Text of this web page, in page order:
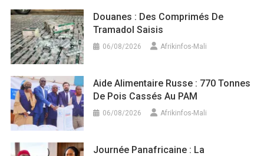
Douanes : Des Comprimés De
Tramadol Saisis
06/08/2026 Afrikinfos-Mali
Aide Alimentaire Russe : 770 Tonnes
De Pois Cassés Au PAM
06/08/2026 Afrikinfos-Mali
Journée Panafricaine : La